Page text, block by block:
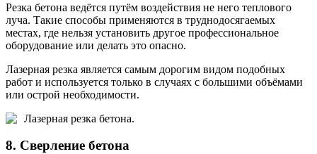
Резка бетона ведётся путём воздействия не него теплового
луча. Такие способы применяются в труднодосягаемых
местах, где нельзя установить другое профессиональное
оборудование или делать это опасно.
Лазерная резка является самым дорогим видом подобных
работ и используется только в случаях с большими объёмами
или острой необходимости.
Лазерная резка бетона.
8. Сверление бетона